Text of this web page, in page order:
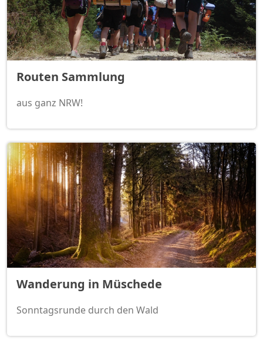
Routen Sammlung
aus ganz NRW!
Wanderung in Müschede
Sonntagsrunde durch den Wald